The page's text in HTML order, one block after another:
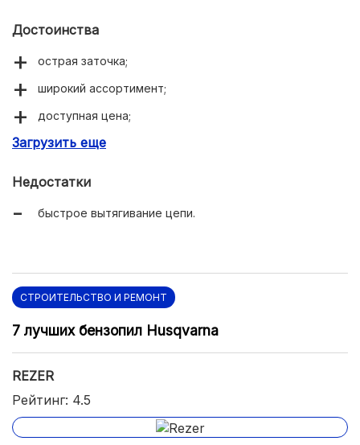
Достоинства
острая заточка;
широкий ассортимент;
доступная цена;
отсутствие вибрации.
Загрузить еще
Недостатки
быстрое вытягивание цепи.
СТРОИТЕЛЬСТВО И РЕМОНТ
7 лучших бензопил Husqvarna
REZER
Рейтинг: 4.5